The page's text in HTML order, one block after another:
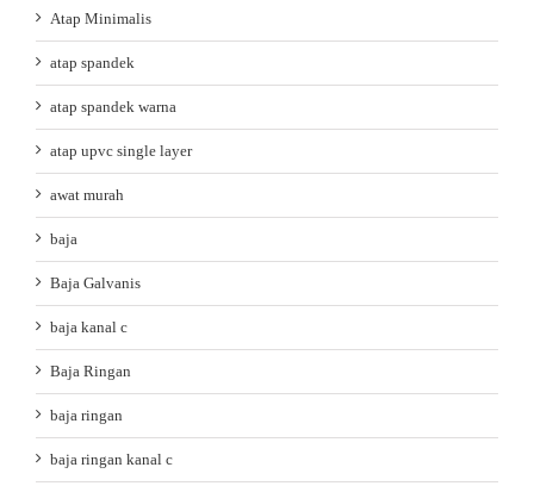
Atap Minimalis
atap spandek
atap spandek warna
atap upvc single layer
awat murah
baja
Baja Galvanis
baja kanal c
Baja Ringan
baja ringan
baja ringan kanal c